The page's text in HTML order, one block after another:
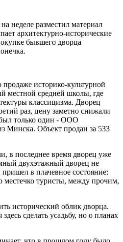
на неделе разместил материал
архитектурно-исторические
бывшего дворца
историко-культурной
местной средней школы, где
классицизма. Дворец
раз, цену заметно снижали
был только один - ООО
Минска. Объект продан за 533
в последнее время дворец уже
двухэтажный дворец не
пришел в плачевное состояние:
местечко туристы, между прочим,
исторический облик дворца.
сделать усадьбу, но о планах